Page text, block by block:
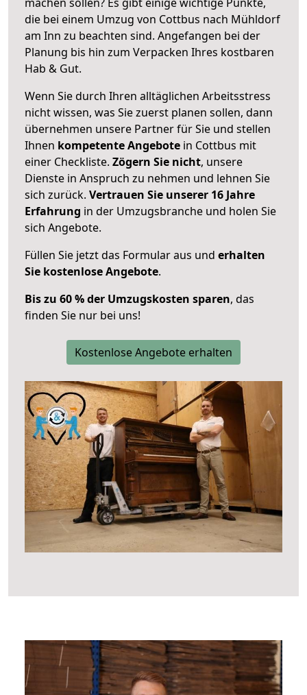
die bei einem Umzug von Cottbus nach Mühldorf
am Inn zu beachten sind. Angefangen bei der
Planung bis hin zum Verpacken Ihres kostbaren
Hab & Gut.
Wenn Sie durch Ihren alltäglichen Arbeitsstress
nicht wissen, was Sie zuerst planen sollen, dann
übernehmen unsere Partner für Sie und stellen
Ihnen kompetente Angebote in Cottbus mit
einer Checkliste. Zögern Sie nicht, unsere
Dienste in Anspruch zu nehmen und lehnen Sie
sich zurück. Vertrauen Sie unserer 16 Jahre
Erfahrung in der Umzugsbranche und holen Sie
sich Angebote.
Füllen Sie jetzt das Formular aus und erhalten
Sie kostenlose Angebote.
Bis zu 60 % der Umzugskosten sparen, das
finden Sie nur bei uns!
Kostenlose Angebote erhalten